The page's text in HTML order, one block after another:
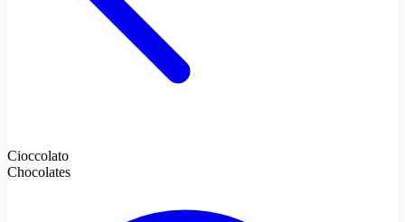
Cioccolato
Chocolates